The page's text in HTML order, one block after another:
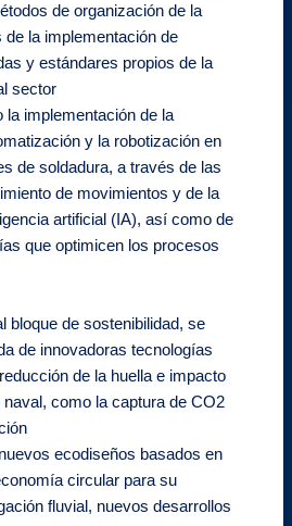
de organización de la
la implementación de
y estándares propios de la
sector
la implementación de la
y la robotización en
de soldadura, a través de las
de movimientos y de la
artificial (IA), así como de
que optimicen los procesos
bloque de sostenibilidad, se
de innovadoras tecnologías
de la huella e impacto
como la captura de CO2
ecodiseños basados en
circular para su
fluvial, nuevos desarrollos